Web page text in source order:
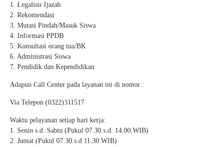
1. Legalisir Ijazah
2. Rekomendasi
3. Mutasi Pindah/Masuk Siswa
4. Informasi PPDB
5. Konsultasi orang tua/BK
6. Administrasi Siswa
7. Pendidik dan Kependidikan
Adapun Call Center pada layanan ini di nomor :
Via Telepon (0322)311517
Waktu pelayanan setiap hari kerja:
1. Senin s.d. Sabtu (Pukul 07.30.s.d. 14.00.WIB)
2. Jumat (Pukul 07.30.s.d 11.30.WIB)